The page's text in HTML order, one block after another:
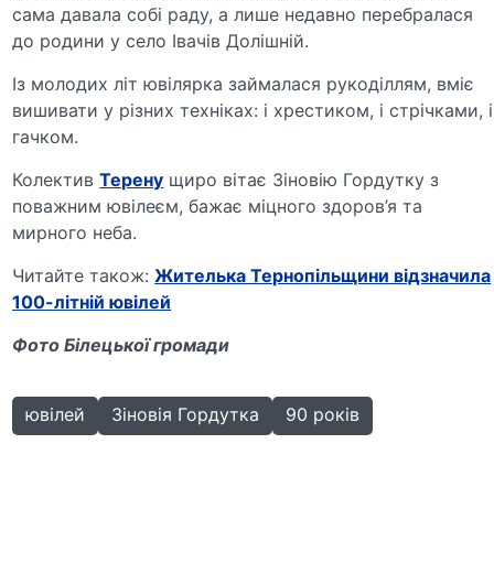
сама давала собі раду, а лише недавно перебралася
до родини у село Івачів Долішній.
Із молодих літ ювілярка займалася рукоділлям, вміє
вишивати у різних техніках: і хрестиком, і стрічками, і
гачком.
КолективТерену щиро вітає Зіновію Гордутку з
поважним ювілеєм, бажає міцного здоров’я та
мирного неба.
Читайте також:Жителька Тернопільщини відзначила
100-літній ювілей
Фото Білецької громади
ювілей Зіновія Гордутка 90 років